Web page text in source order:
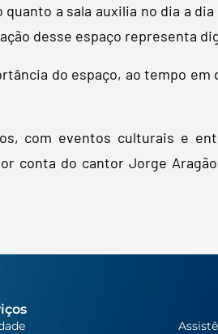
a sala auxilia no dia a
desse espaço representa
do espaço, ao tempo em
com eventos culturais e
conta do cantor Jorge